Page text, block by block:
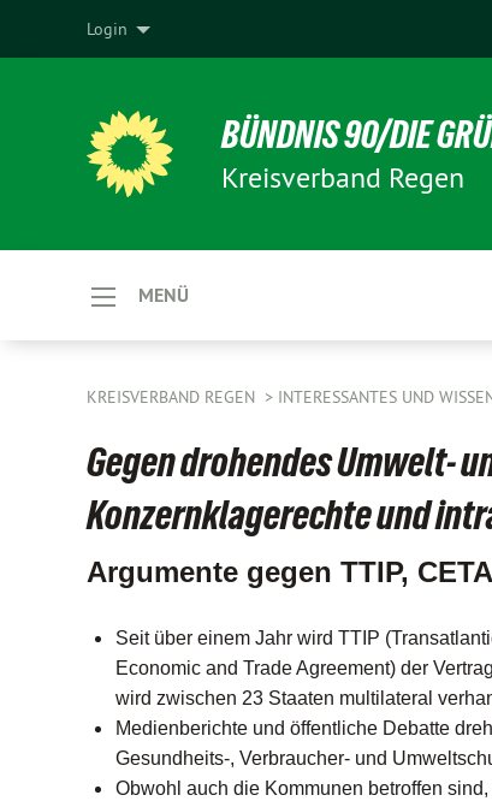
Login
BÜNDNIS 90/DIE
Kreisverband Regen
MENÜ
KREISVERBAND REGEN INTERESSANTES UND
Gegen drohendes Umwelt-
Konzernklagerechte und
Argumente gegen TTIP,
Seit über einem Jahr wird TTIP
Economic and Trade Agreement) der
wird zwischen 23 Staaten multilateral
Medienberichte und öffentliche Debatte
Gesundheits-, Verbraucher- und
Obwohl auch die Kommunen betroffen